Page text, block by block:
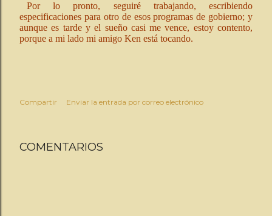
Por lo pronto, seguiré trabajando, escribiendo
especificaciones para otro de esos programas de gobierno; y
aunque es tarde y el sueño casi me vence, estoy contento,
porque a mi lado mi amigo Ken está tocando.
Compartir Enviar la entrada por correo electrónico
COMENTARIOS